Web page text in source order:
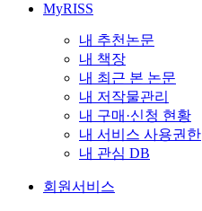
MyRISS
내 추천논문
내 책장
내 최근 본 논문
내 저작물관리
내 구매·신청 현황
내 서비스 사용권한
내 관심 DB
회원서비스